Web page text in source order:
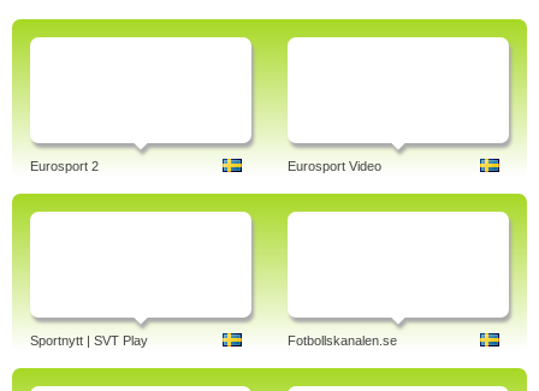
Eurosport 2 Eurosport Video
Sportnytt | SVT Play Fotbollskanalen.se